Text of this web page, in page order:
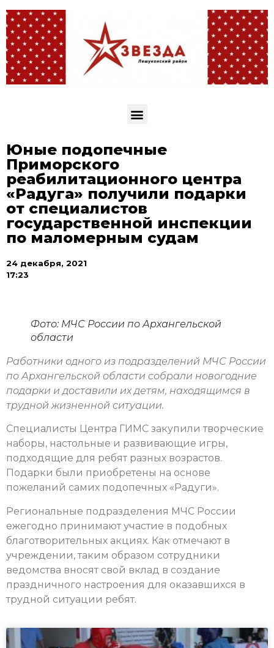
Юные подопечные
Приморского
реабилитационного центра
«Радуга» получили подарки
от специалистов
государственной инспекции
по маломерным судам
24 декабря, 2021
17:23
Фото: МЧС России по Архангельской
области
Работники одного из подразделений МЧС России
по Архангельской области собрали новогодние
подарки и доставили их детям, находящимся в
трудной жизненной ситуации.
Специалисты Центра ГИМС закупили творческие
наборы, настольные и развивающие игры,
подходящие для ребят разных возрастов.
Подарки были приобретены на основе
пожеланий самих подопечных «Радуги».
Региональные подразделения МЧС России
ежегодно принимают участие в подобных
благотворительных акциях. Как отмечают в
учреждении, таким образом сотрудники
ведомства вносят свой вклад в создание
праздничного настроения для оказавшихся в
трудной ситуации ребят.